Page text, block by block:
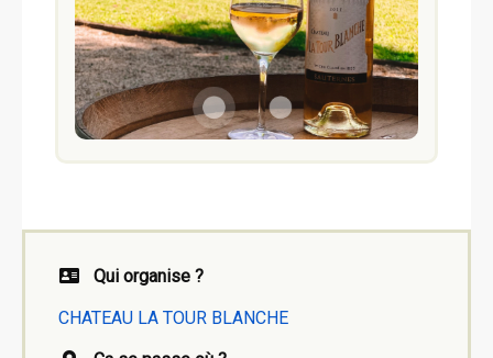
Qui organise ?
CHATEAU LA TOUR BLANCHE